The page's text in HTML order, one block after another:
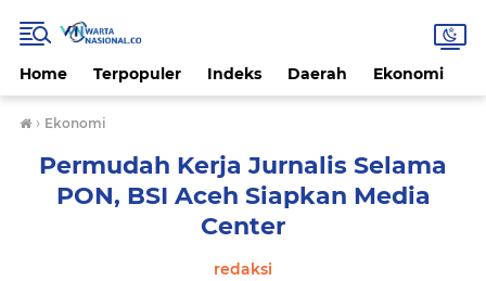
Home Terpopuler Indeks Daerah Ekonomi
› Ekonomi
Permudah Kerja Jurnalis Selama
PON, BSI Aceh Siapkan Media
Center
redaksi